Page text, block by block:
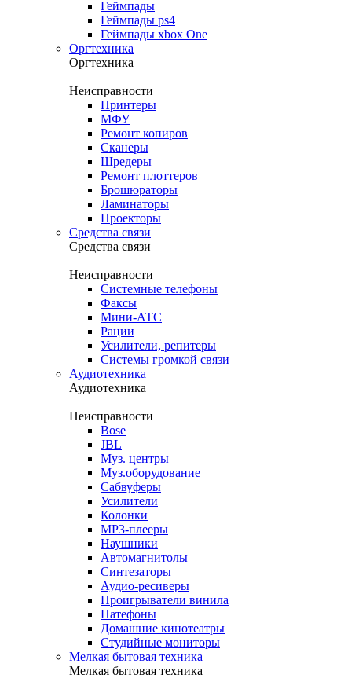
Геймпады
Геймпады ps4
Геймпады xbox One
Оргтехника
Оргтехника
Неисправности
Принтеры
МФУ
Ремонт копиров
Сканеры
Шредеры
Ремонт плоттеров
Брошюраторы
Ламинаторы
Проекторы
Средства связи
Средства связи
Неисправности
Системные телефоны
Факсы
Мини-АТС
Рации
Усилители, репитеры
Системы громкой связи
Аудиотехника
Аудиотехника
Неисправности
Bose
JBL
Муз. центры
Муз.оборудование
Сабвуферы
Усилители
Колонки
MP3-плееры
Наушники
Автомагнитолы
Синтезаторы
Аудио-ресиверы
Проигрыватели винила
Патефоны
Домашние кинотеатры
Студийные мониторы
Мелкая бытовая техника
Мелкая бытовая техника